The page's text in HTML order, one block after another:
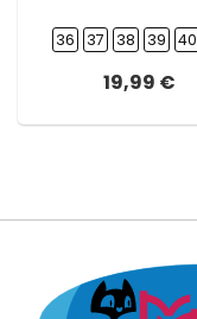
36 37 38 39 40
19,99 €